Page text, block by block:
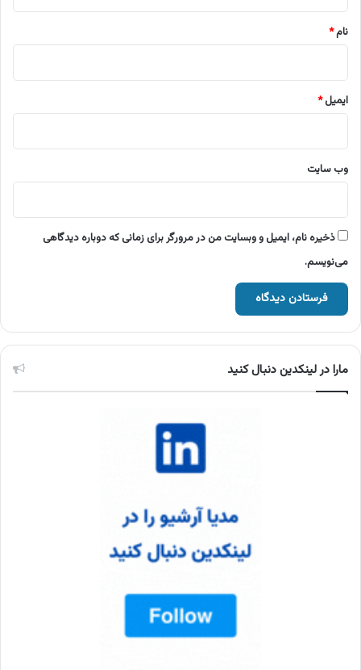
نام*
ایمیل*
وب‌ سایت
ذخیره نام، ایمیل و وبسایت من در مرورگر برای زمانی که دوباره دیدگاهی
می‌نویسم.
مارا در لینکدین دنبال کنید